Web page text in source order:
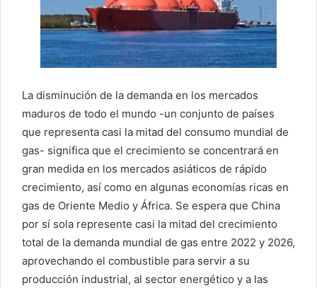
La disminución de la demanda en los mercados
maduros de todo el mundo -un conjunto de países
que representa casi la mitad del consumo mundial de
gas- significa que el crecimiento se concentrará en
gran medida en los mercados asiáticos de rápido
crecimiento, así como en algunas economías ricas en
gas de Oriente Medio y África. Se espera que China
por sí sola represente casi la mitad del crecimiento
total de la demanda mundial de gas entre 2022 y 2026,
aprovechando el combustible para servir a su
producción industrial, al sector energético y a las